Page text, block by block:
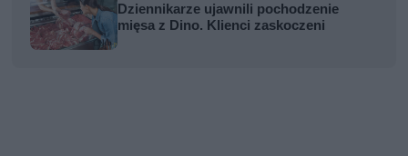
Dziennikarze ujawnili pochodzenie
mięsa z Dino. Klienci zaskoczeni